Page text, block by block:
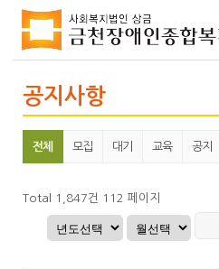
하위메뉴
하위메뉴
하위메뉴
공지사항
전체 모집 대기 교육 공지
Total 1,847건 112 페이지